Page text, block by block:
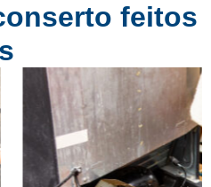
o
o
5
s
c
a
o
feitos